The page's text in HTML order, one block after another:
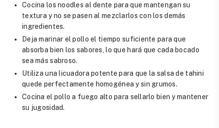
Cocina los noodles al dente para que mantengan su
textura y no se pasen al mezclarlos con los demás
ingredientes.
Deja marinar el pollo el tiempo suficiente para que
absorba bien los sabores, lo que hará que cada bocado
sea más sabroso.
Utiliza una licuadora potente para que la salsa de tahini
quede perfectamente homogénea y sin grumos.
Cocina el pollo a fuego alto para sellarlo bien y mantener
su jugosidad.